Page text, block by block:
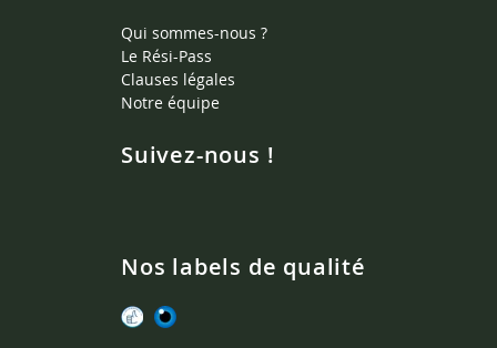
Qui sommes-nous ?
Le Rési-Pass
Clauses légales
Notre équipe
Suivez-nous !
Nos labels de qualité